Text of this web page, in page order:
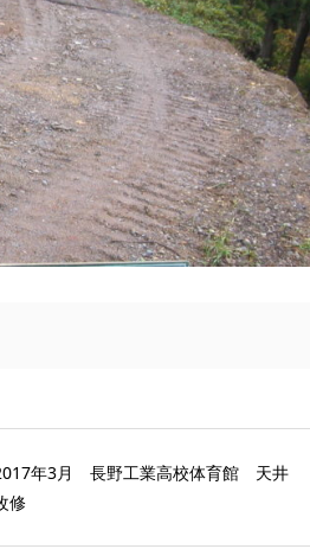
年3月 長野工業高校体育館 天井
修